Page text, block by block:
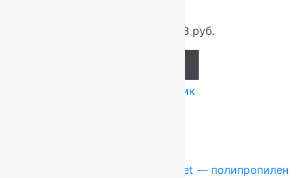
3 823 руб.
Купить в 1 клик
Heat-Set — полипропилен